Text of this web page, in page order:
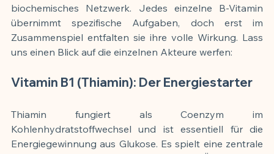
biochemisches Netzwerk. Jedes einzelne B-Vitamin
übernimmt spezifische Aufgaben, doch erst im
Zusammenspiel entfalten sie ihre volle Wirkung. Lass
uns einen Blick auf die einzelnen Akteure werfen:
Vitamin B1 (Thiamin): Der Energiestarter
Thiamin fungiert als Coenzym im
Kohlenhydratstoffwechsel und ist essentiell für die
Energiegewinnung aus Glukose. Es spielt eine zentrale